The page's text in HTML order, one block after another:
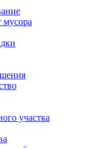
мусора
участка